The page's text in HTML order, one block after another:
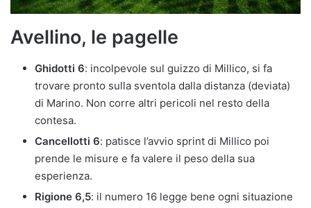
Avellino, le pagelle
Ghidotti 6: incolpevole sul guizzo di Millico, si fa
trovare pronto sulla sventola dalla distanza (deviata)
di Marino. Non corre altri pericoli nel resto della
contesa.
Cancellotti 6: patisce l’avvio sprint di Millico poi
prende le misure e fa valere il peso della sua
esperienza.
Rigione 6,5: il numero 16 legge bene ogni situazione